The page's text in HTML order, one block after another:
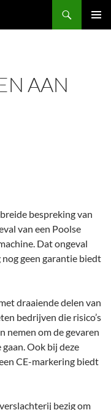
AAN
bespreking van
van een Poolse
Dat ongeval
geen garantie biedt
draaiende delen van
bedrijven die risico’s
nemen om de gevaren
Ook bij deze
CE-markering biedt
bezig om